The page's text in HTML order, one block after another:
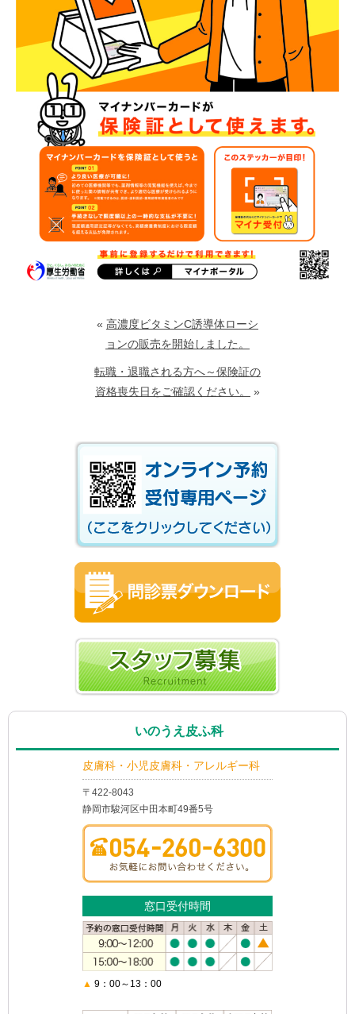
« 高濃度ビタミンC誘導体ローシ
ョンの販売を開始しました。
転職・退職される方へ～保険証の
資格喪失日をご確認ください。
»
いのうえ皮ふ科
皮膚科・小児皮膚科・アレルギー科
〒422-8043
静岡市駿河区中田本町49番5号
窓口受付時間
▲ 9：00～13：00